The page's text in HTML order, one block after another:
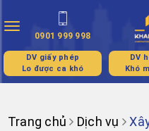
Toggle
navigation
0901 999 998
DV giấy phép
Lo được ca khó
DV
Khó
Trang chủ Dịch vụ